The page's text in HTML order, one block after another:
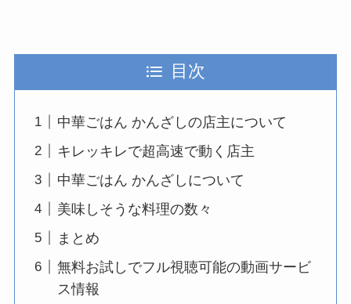
目次
中華ごはん かんざしの店主について
キレッキレで超高速で動く店主
中華ごはん かんざしについて
美味しそうな料理の数々
まとめ
無料お試しでフル視聴可能の動画サービ
ス情報